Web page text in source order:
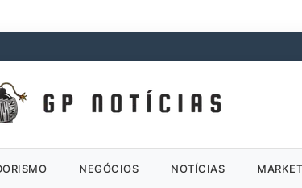
NEGÓCIOS NOTÍCIAS